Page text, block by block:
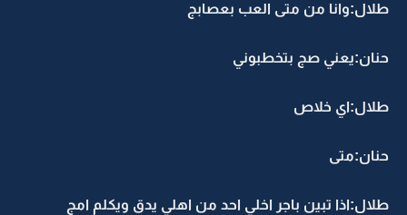
طلال:وانا من متى العب بعصابج
حنان:يعني صج بتخطبوني
طلال:اي خلاص
حنان:متى
طلال:اذا تبين باجر اخلي احد من اهلي يدق ويكلم امج